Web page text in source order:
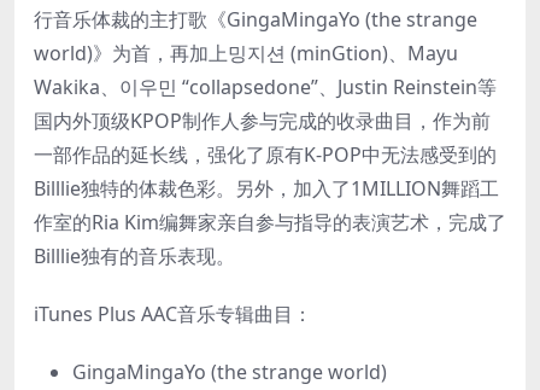
行音乐体裁的主打歌《GingaMingaYo (the strange
world)》为首，再加上밍지션 (minGtion)、Mayu
Wakika、이우민 “collapsedone”、Justin Reinstein等
国内外顶级KPOP制作人参与完成的收录曲目，作为前
一部作品的延长线，强化了原有K-POP中无法感受到的
Billlie独特的体裁色彩。另外，加入了1MILLION舞蹈工
作室的Ria Kim编舞家亲自参与指导的表演艺术，完成了
Billlie独有的音乐表现。
iTunes Plus AAC音乐专辑曲目：
GingaMingaYo (the strange world)